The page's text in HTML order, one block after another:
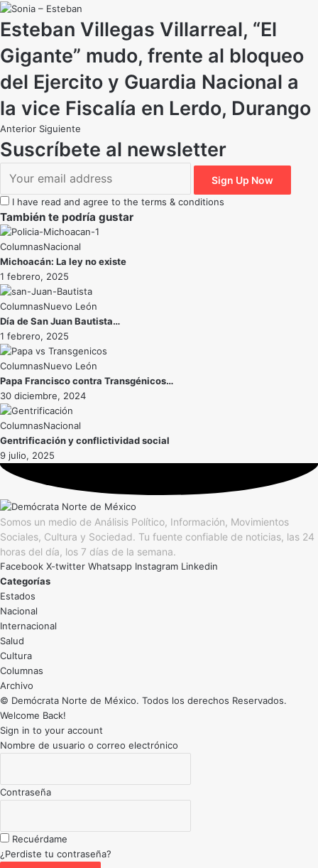
Esteban Villegas Villarreal, “El
Gigante” mudo, frente al bloqueo
del Ejercito y Guardia Nacional a
la vice Fiscalía en Lerdo, Durango
Anterior Siguiente
Suscríbete al newsletter
I have read and agree to the terms & conditions
También te podría gustar
Nacional
Michoacán: La ley no existe
1 febrero, 2025
Nuevo León
Día de San Juan Bautista…
1 febrero, 2025
Nuevo León
Papa Francisco contra Transgénicos…
30 diciembre, 2024
Nacional
Gentrificación y conflictividad social
9 julio, 2025
Somos un medio de Análisis Político, Información, Movimientos
Sociales, Cultura y Sociedad. Tu fuente confiable de noticias, las 24
horas del día, los 7 días de la semana.
Facebook X-twitter Whatsapp Instagram Linkedin
Categorías
Estados
Nacional
Internacional
Salud
Cultura
Archivo
© Demócrata Norte de México. Todos los derechos Reservados.
Welcome Back!
Sign in to your account
Nombre de usuario o correo electrónico
Contraseña
Recuérdame
¿Perdiste tu contraseña?